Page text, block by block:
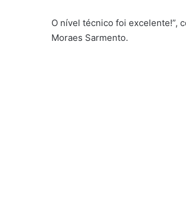
O nível técnico foi excelente!”,
Moraes Sarmento.